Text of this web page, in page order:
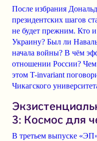
После избрания
президентских шагов
не будет прежним. Кто
Украину? Был ли
начала войны? В чём
отношении России?
этом T-invariant
Чикагского
3: Космос для
В третьем выпуске